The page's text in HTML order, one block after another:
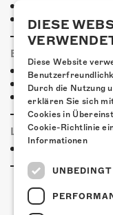
Weitere
ESSENSTIPPS
Pier 11
Restaurant Kreuz
Pittaria
LINKS & PARTNER
DIESE
Diese Website
Durch die Nutzung
erklären Sie sich
Cookies in
Cookie-Richtlinie
Informationen